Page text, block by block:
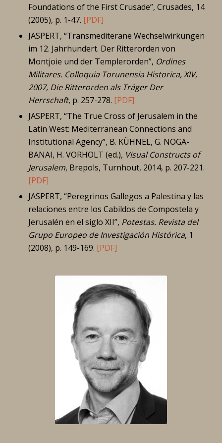
Foundations of the First Crusade”, Crusades, 14
(2005), p. 1-47. [PDF]
JASPERT, “Transmediterane Wechselwirkungen
im 12. Jahrhundert. Der Ritterorden von
Montjoie und der Templerorden”, Ordines
Militares. Colloquia Torunensia Historica, XIV,
2007, Die Ritterorden als Träger Der
Herrschaft, p. 257-278. [PDF]
JASPERT, “The True Cross of Jerusalem in the
Latin West: Mediterranean Connections and
Institutional Agency”, B. KÜHNEL, G. NOGA-
BANAI, H. VORHOLT (ed.), Visual Constructs of
Jerusalem, Brepols, Turnhout, 2014, p. 207-221.
[PDF]
JASPERT, “Peregrinos Gallegos a Palestina y las
relaciones entre los Cabildos de Compostela y
Jerusalén en el siglo XII”, Potestas. Revista del
Grupo Europeo de Investigación Histórica, 1
(2008), p. 149-169. [PDF]